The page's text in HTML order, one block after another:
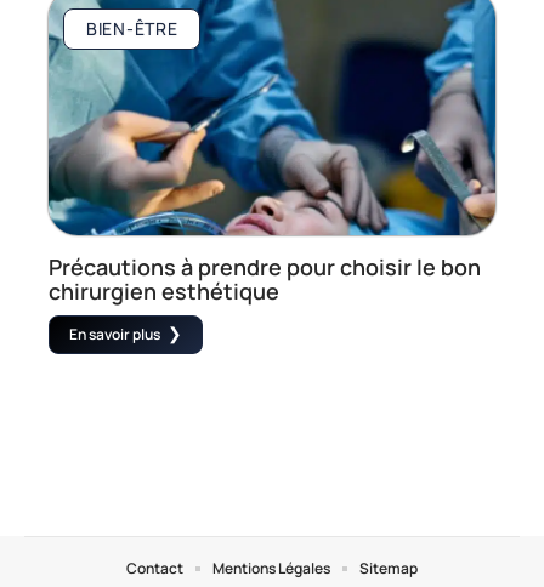
BIEN-ÊTRE
Précautions à prendre pour choisir le bon
chirurgien esthétique
En savoir plus
Contact Mentions Légales Sitemap